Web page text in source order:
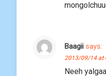
Baagii says:
2013/09/14 at
Neeh